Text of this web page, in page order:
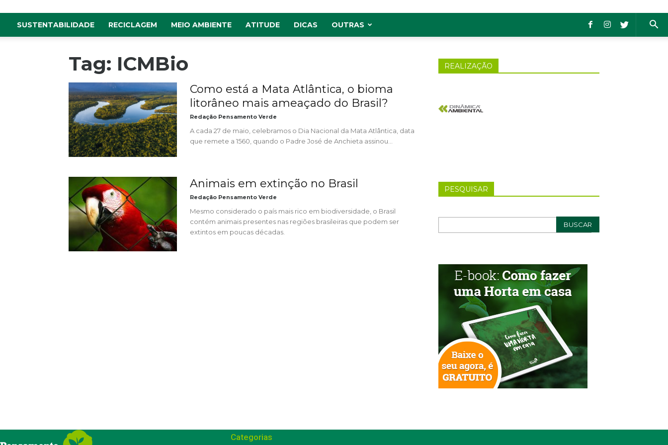
SUSTENTABILIDADE RECICLAGEM MEIO AMBIENTE ATITUDE DICAS OUTRAS
Tag: ICMBio
Como está a Mata Atlântica, o bioma
litorâneo mais ameaçado do Brasil?
Redação Pensamento Verde
A cada 27 de maio, celebramos o Dia Nacional da Mata Atlântica, data
que remete a 1560, quando o Padre José de Anchieta assinou...
Animais em extinção no Brasil
Redação Pensamento Verde
Mesmo considerado o país mais rico em biodiversidade, o Brasil
contém animais presentes nas regiões brasileiras que podem ser
extintos em poucas décadas.
REALIZAÇÃO
PESQUISAR
Categorias